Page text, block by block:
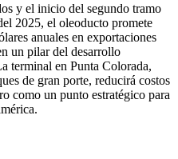
y el inicio del segundo tramo
2025, el oleoducto promete
anuales en exportaciones
un pilar del desarrollo
terminal en Punta Colorada,
de gran porte, reducirá costos
como un punto estratégico para